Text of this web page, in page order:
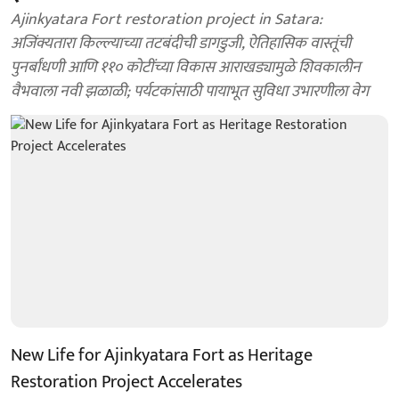
Ajinkyatara Fort restoration project in Satara:
अजिंक्यतारा किल्ल्याच्या तटबंदीची डागडुजी, ऐतिहासिक वास्तूंची
पुनर्बांधणी आणि ११० कोटींच्या विकास आराखड्यामुळे शिवकालीन
वैभवाला नवी झळाळी; पर्यटकांसाठी पायाभूत सुविधा उभारणीला वेग
New Life for Ajinkyatara Fort as Heritage
Restoration Project Accelerates